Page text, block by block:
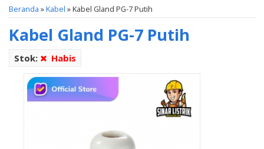
Beranda »Kabel »Kabel Gland PG-7 Putih
Kabel Gland PG-7 Putih
Stok: Habis